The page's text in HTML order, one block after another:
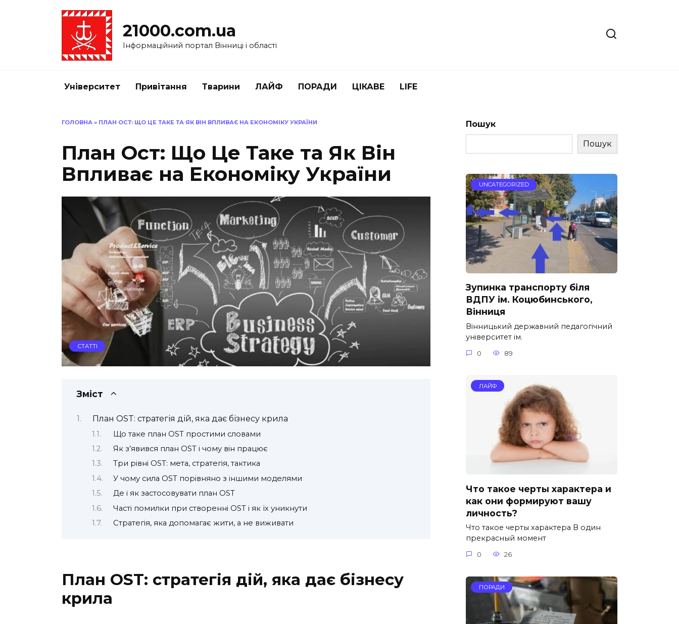
21000.com.ua
Інформаційний портал Вінниці і області
Університет Привітання Тварини ЛАЙФ ПОРАДИ ЦІКАВЕ LIFE
ГОЛОВНА » ПЛАН ОСТ: ЩО ЦЕ ТАКЕ ТА ЯК ВІН ВПЛИВАЄ НА ЕКОНОМІКУ УКРАЇНИ
План Ост: Що Це Таке та Як Він
Впливає на Економіку України
СТАТТІ
Зміст
План OST: стратегія дій, яка дає бізнесу крила
Що таке план OST простими словами
Як з’явився план OST і чому він працює
Три рівні OST: мета, стратегія, тактика
У чому сила OST порівняно з іншими моделями
Де і як застосовувати план OST
Часті помилки при створенні OST і як їх уникнути
Cтратегія, яка допомагає жити, а не виживати
План OST: стратегія дій, яка дає бізнесу
крила
Пошук
Пошук
UNCATEGORIZED
Зупинка транспорту біля
ВДПУ ім. Коцюбинського,
Вінниця
Вінницький державний педагогічний
університет ім.
0 89
ЛАЙФ
Что такое черты характера и
как они формируют вашу
личность?
Что такое черты характера В один
прекрасный момент
0 26
ПОРАДИ